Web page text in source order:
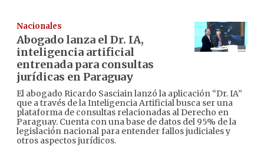
Nacionales
Abogado lanza el Dr. IA,
inteligencia artificial
entrenada para consultas
jurídicas en Paraguay
El abogado Ricardo Sasciain lanzó la aplicación “Dr. IA”
que a través de la Inteligencia Artificial busca ser una
plataforma de consultas relacionadas al Derecho en
Paraguay. Cuenta con una base de datos del 95% de la
legislación nacional para entender fallos judiciales y
otros aspectos jurídicos.